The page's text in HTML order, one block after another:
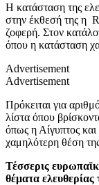
Η κατάσταση της
στην έκθεσή της η
ζοφερή. Στον
όπου η κατάσταση
Advertisement
Advertisement
Πρόκειται για
λίστα όπου
όπως η Αίγυπτος
χαμηλότερη θέση
Τέσσερις
θέματα ελευθερίας